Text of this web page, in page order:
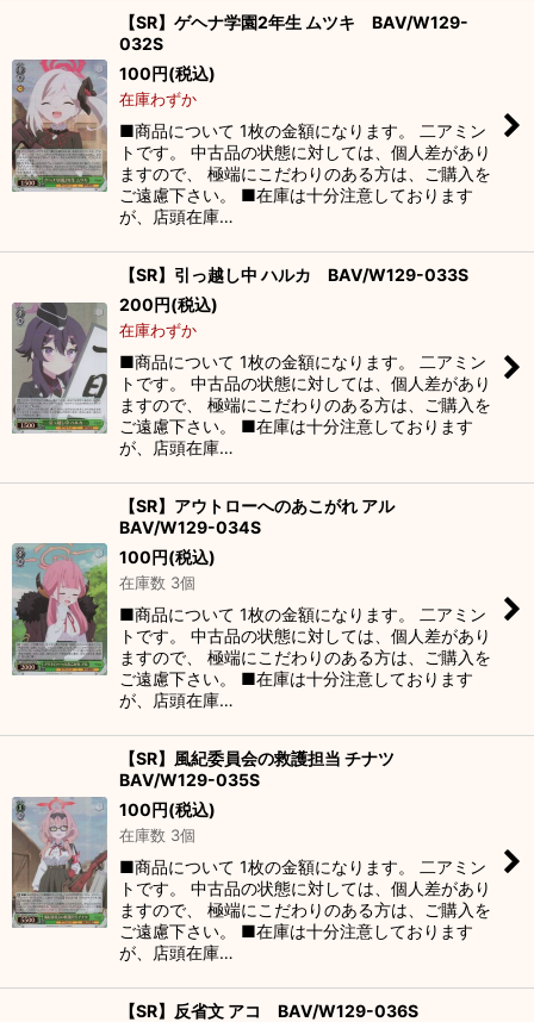
【SR】ゲヘナ学園2年生 ムツキ BAV/W129-
032S
100円(税込)
在庫わずか
■商品について 1枚の金額になります。 二アミン
トです。 中古品の状態に対しては、個人差があり
ますので、 極端にこだわりのある方は、ご購入を
ご遠慮下さい。 ■在庫は十分注意しております
が、店頭在庫…
【SR】引っ越し中 ハルカ BAV/W129-033S
200円(税込)
在庫わずか
■商品について 1枚の金額になります。 二アミン
トです。 中古品の状態に対しては、個人差があり
ますので、 極端にこだわりのある方は、ご購入を
ご遠慮下さい。 ■在庫は十分注意しております
が、店頭在庫…
【SR】アウトローへのあこがれ アル
BAV/W129-034S
100円(税込)
在庫数 3個
■商品について 1枚の金額になります。 二アミン
トです。 中古品の状態に対しては、個人差があり
ますので、 極端にこだわりのある方は、ご購入を
ご遠慮下さい。 ■在庫は十分注意しております
が、店頭在庫…
【SR】風紀委員会の救護担当 チナツ
BAV/W129-035S
100円(税込)
在庫数 3個
■商品について 1枚の金額になります。 二アミン
トです。 中古品の状態に対しては、個人差があり
ますので、 極端にこだわりのある方は、ご購入を
ご遠慮下さい。 ■在庫は十分注意しております
が、店頭在庫…
【SR】反省文 アコ BAV/W129-036S